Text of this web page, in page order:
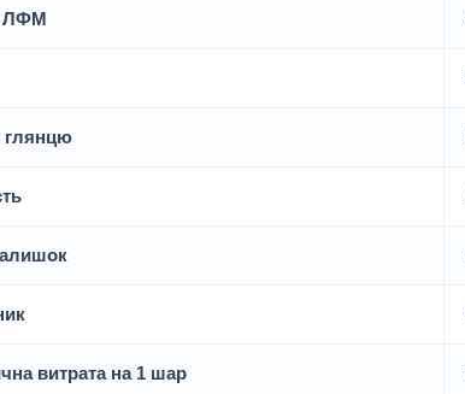
ЛФМ
глянцю
витрата на 1 шар